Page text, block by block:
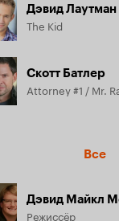
Дэвид Лаутман
The Kid
Скотт Батлер
Attorney #1 / Mr.
Все
Дэвид Майкл
Режиссёр